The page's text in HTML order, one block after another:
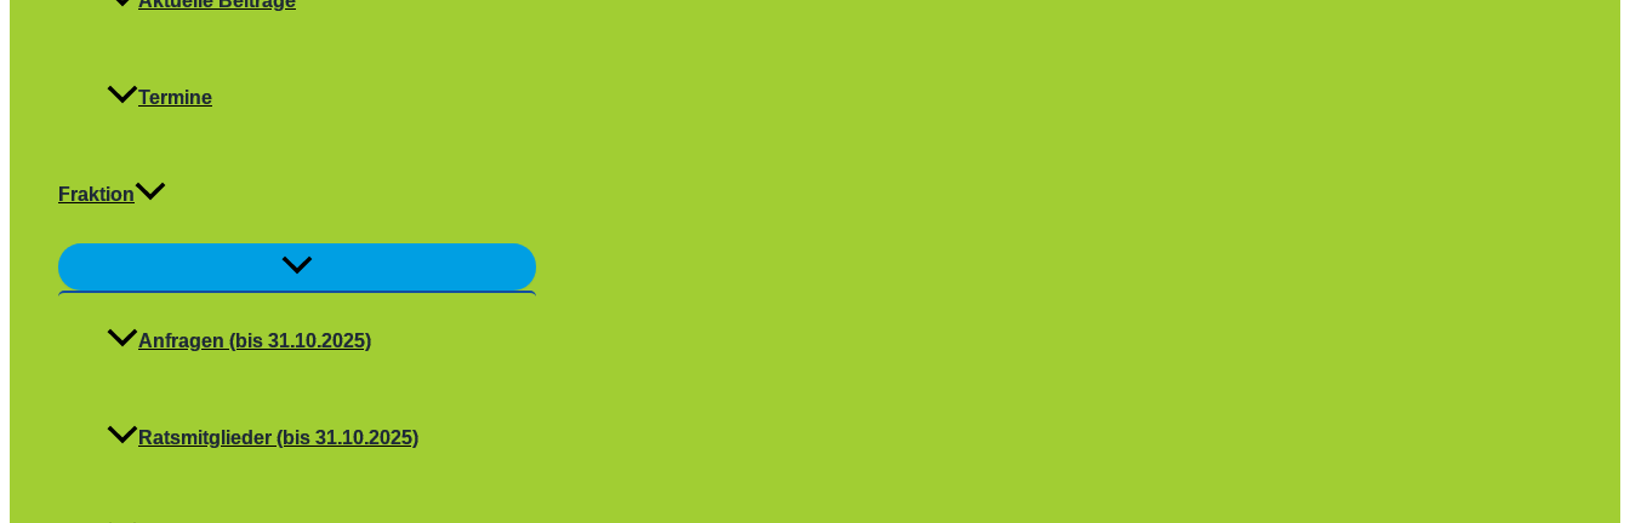
Termine
Fraktion
Menü
Anfragen (bis 31.10.2025)
Ratsmitglieder (bis 31.10.2025)